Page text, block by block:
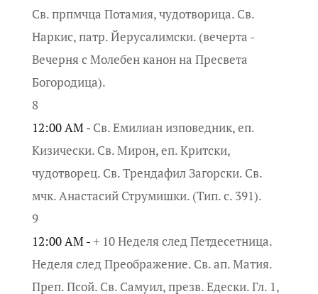
Св. прпмчца Потамия, чудотворица. Св.
Наркис, патр. Йерусалимски. (вечерта -
Вечерня с Молебен канон на Пресвета
Богородица).
8
12:00 AM - Св. Емилиан изповедник, еп.
Кизически. Св. Мирон, еп. Критски,
чудотворец. Св. Трендафил Загорски. Св.
мчк. Анастасий Струмишки. (Тип. с. 391).
9
12:00 AM -+ 10 Неделя след Петдесетница.
Неделя след Преображение. Св. ап. Матия.
Преп. Псой. Св. Самуил, презв. Едески. Гл. 1,